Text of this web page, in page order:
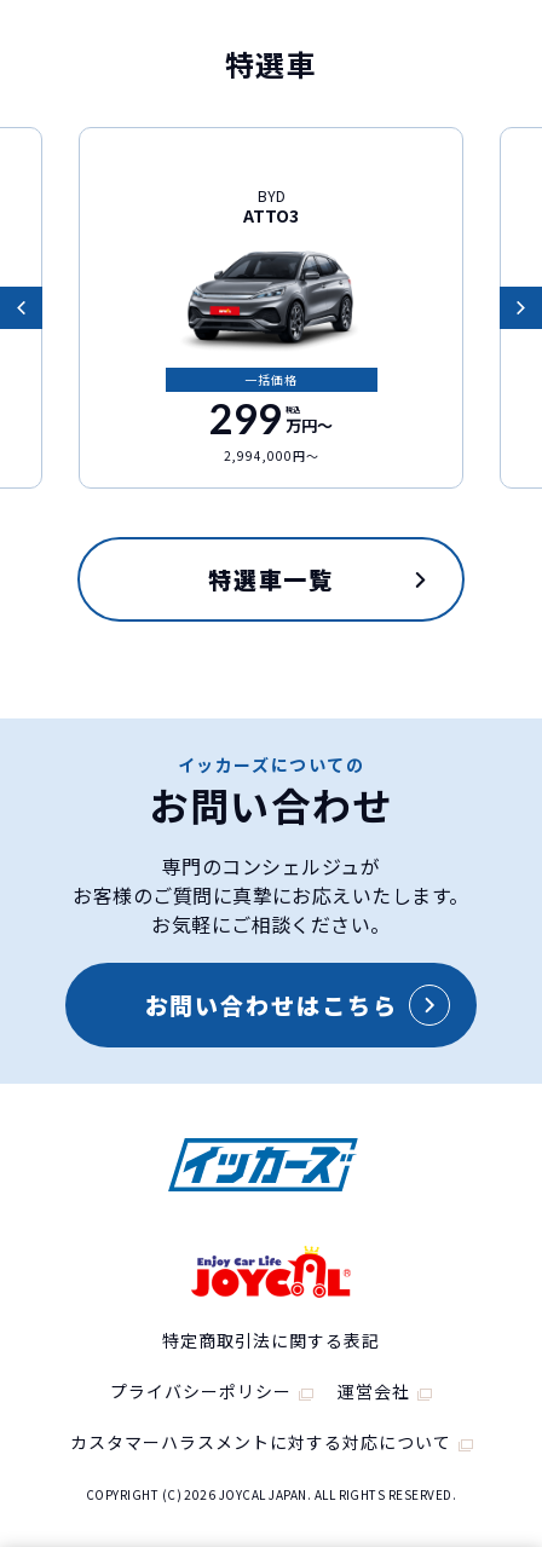
特選車
BYD
ATTO3
一括価格
299 税込
万円〜
2,994,000円〜
特選車一覧
イッカーズについての
お問い合わせ
専門のコンシェルジュが
お客様のご質問に真摯にお応えいたします。
お気軽にご相談ください。
お問い合わせはこちら
特定商取引法に関する表記
プライバシーポリシー 運営会社
カスタマーハラスメントに対する対応について
COPYRIGHT (C) 2026 JOYCAL JAPAN. ALL RIGHTS RESERVED.